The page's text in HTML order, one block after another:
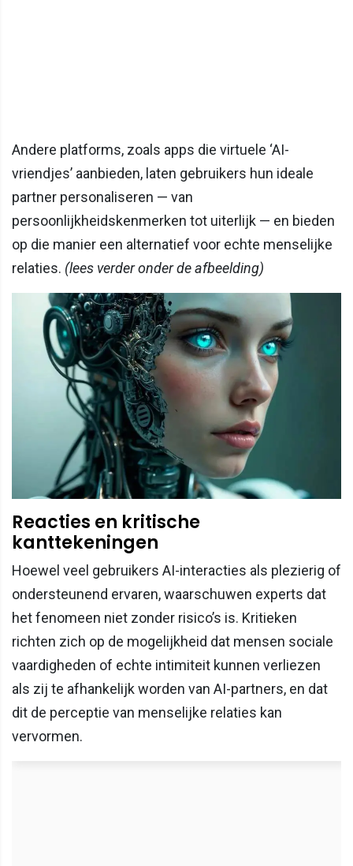
Andere platforms, zoals apps die virtuele ‘AI-
vriendjes’ aanbieden, laten gebruikers hun ideale
partner personaliseren — van
persoonlijkheidskenmerken tot uiterlijk — en bieden
op die manier een alternatief voor echte menselijke
relaties. (lees verder onder de afbeelding)
Reacties en kritische
kanttekeningen
Hoewel veel gebruikers AI-interacties als plezierig of
ondersteunend ervaren, waarschuwen experts dat
het fenomeen niet zonder risico’s is. Kritieken
richten zich op de mogelijkheid dat mensen sociale
vaardigheden of echte intimiteit kunnen verliezen
als zij te afhankelijk worden van AI-partners, en dat
dit de perceptie van menselijke relaties kan
vervormen.